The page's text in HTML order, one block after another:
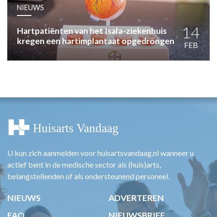
PRAKTIJKZAKEN
TARIEVEN
VPHUISARTSEN
MEDISCHE VAKHANDEL
NIEUWS
Hartpatiënten van het Isala-ziekenhuis
kregen een hartimplantaat opgedrongen
14
FEB
U kun zich aanmelden voor huisartsvandaag.nl wanneer u
actief bent in de medische sector als (huis)arts,
belangstellenden of als ondersteunend personeel.
NIEUWS
ADVERTEREN